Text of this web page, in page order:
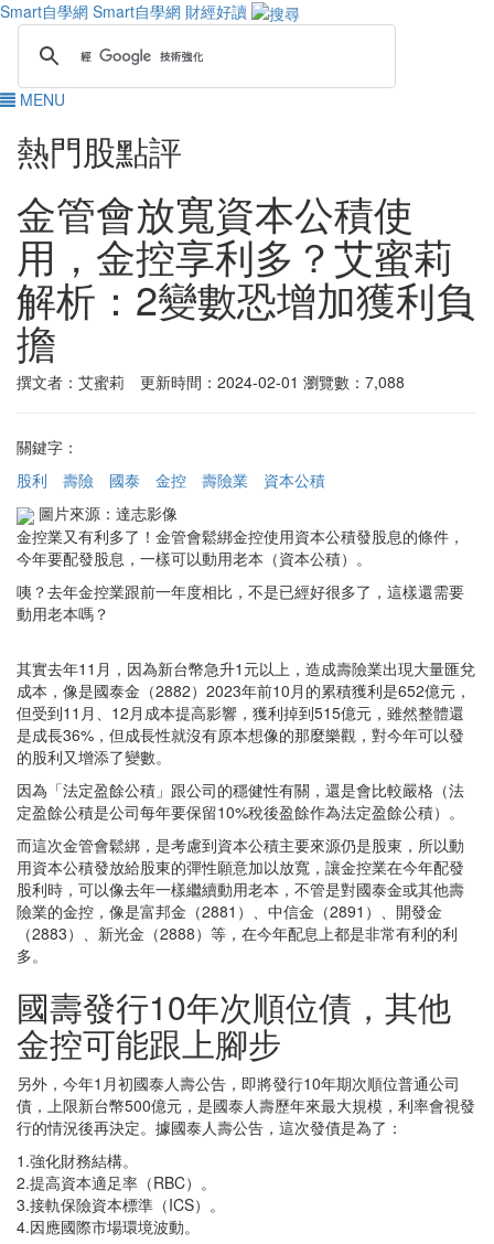
Smart自學網 Smart自學網 財經好讀
MENU
熱門股點評
金管會放寬資本公積使
用，金控享利多？艾蜜莉
解析：2變數恐增加獲利負
擔
撰文者：艾蜜莉 更新時間：2024-02-01 瀏覽數：7,088
關鍵字：
股利
壽險 國泰 金控 壽險業
資本公積
圖片來源：達志影像
金控業又有利多了！金管會鬆綁金控使用資本公積發股息的條件，
今年要配發股息，一樣可以動用老本（資本公積）。
咦？去年金控業跟前一年度相比，不是已經好很多了，這樣還需要
動用老本嗎？
其實去年11月，因為新台幣急升1元以上，造成壽險業出現大量匯兌
成本，像是國泰金（2882）2023年前10月的累積獲利是652億元，
但受到11月、12月成本提高影響，獲利掉到515億元，雖然整體還
是成長36%，但成長性就沒有原本想像的那麼樂觀，對今年可以發
的股利又增添了變數。
因為「法定盈餘公積」跟公司的穩健性有關，還是會比較嚴格（法
定盈餘公積是公司每年要保留10%稅後盈餘作為法定盈餘公積）。
而這次金管會鬆綁，是考慮到資本公積主要來源仍是股東，所以動
用資本公積發放給股東的彈性願意加以放寬，讓金控業在今年配發
股利時，可以像去年一樣繼續動用老本，不管是對國泰金或其他壽
險業的金控，像是富邦金（2881）、中信金（2891）、開發金
（2883）、新光金（2888）等，在今年配息上都是非常有利的利
多。
國壽發行10年次順位債，其他
金控可能跟上腳步
另外，今年1月初國泰人壽公告，即將發行10年期次順位普通公司
債，上限新台幣500億元，是國泰人壽歷年來最大規模，利率會視發
行的情況後再決定。據國泰人壽公告，這次發債是為了：
1.強化財務結構。
2.提高資本適足率（RBC）。
3.接軌保險資本標準（ICS）。
4.因應國際市場環境波動。